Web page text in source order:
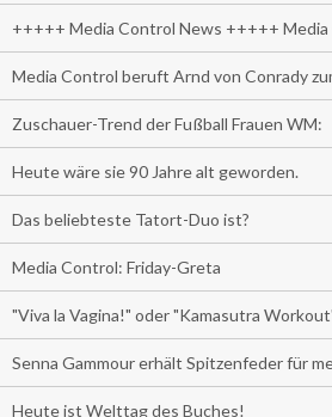
+++++ Media Control News +++++
Media Control beruft Arnd von Conrady
Zuschauer-Trend der Fußball Frauen WM:
Heute wäre sie 90 Jahre alt geworden.
Das beliebteste Tatort-Duo ist?
Media Control: Friday-Greta
"Viva la Vagina!" oder "Kamasutra
Senna Gammour erhält Spitzenfeder für
Heute ist Welttag des Buches!